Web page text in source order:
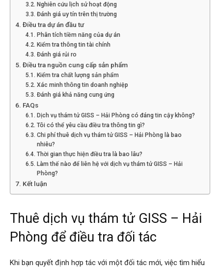
Nghiên cứu lịch sử hoạt động
Đánh giá uy tín trên thị trường
Điều tra dự án đầu tư
Phân tích tiềm năng của dự án
Kiểm tra thông tin tài chính
Đánh giá rủi ro
Điều tra nguồn cung cấp sản phẩm
Kiểm tra chất lượng sản phẩm
Xác minh thông tin doanh nghiệp
Đánh giá khả năng cung ứng
FAQs
Dịch vụ thám tử GISS – Hải Phòng có đáng tin cậy không?
Tôi có thể yêu cầu điều tra thông tin gì?
Chi phí thuê dịch vụ thám tử GISS – Hải Phòng là bao
nhiêu?
Thời gian thực hiện điều tra là bao lâu?
Làm thế nào để liên hệ với dịch vụ thám tử GISS – Hải
Phòng?
Kết luận
Thuê dịch vụ thám tử GISS – Hải
Phòng để điều tra đối tác
Khi bạn quyết định hợp tác với một đối tác mới, việc tìm hiểu